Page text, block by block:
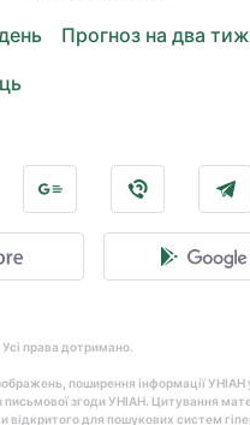
Прогноз на два
права дотримано.
поширення інформації УНІАН
згоди УНІАН. Цитування
відкритого для пошукових систем